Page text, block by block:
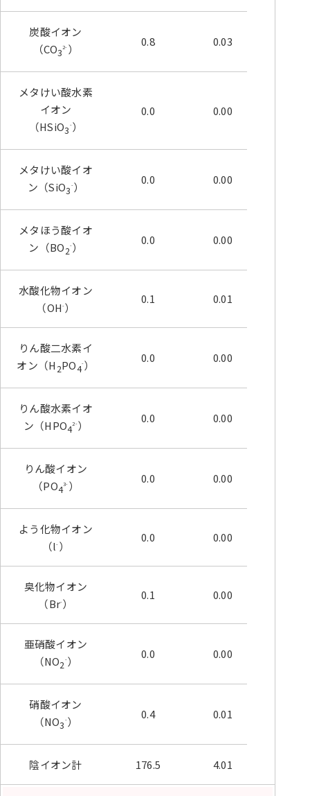
炭酸イオン
（CO32-）
0.8 0.03
メタけい酸水素
イオン
（HSiO3-）
0.0 0.00
メタけい酸イオ
ン（SiO3-）
0.0 0.00
メタほう酸イオ
ン（BO2-）
0.0 0.00
水酸化物イオン
（OH-）
0.1 0.01
りん酸二水素イ
オン（H2PO4-）
0.0 0.00
りん酸水素イオ
ン（HPO42-）
0.0 0.00
りん酸イオン
（PO43-）
0.0 0.00
よう化物イオン
（l-）
0.0 0.00
臭化物イオン
（Br-）
0.1 0.00
亜硝酸イオン
（NO2-）
0.0 0.00
硝酸イオン
（NO3-）
0.4 0.01
陰イオン計 176.5 4.01